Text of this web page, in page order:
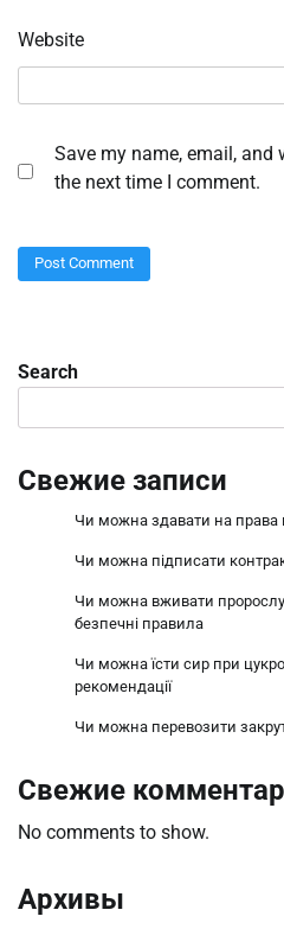
Website
Save my name, email,
the next time I comment.
Search
Свежие записи
Чи можна здавати на права
Чи можна підписати
Чи можна вживати пророслу
безпечні правила
Чи можна їсти сир при
рекомендації
Чи можна перевозити
Свежие
No comments to show.
Архивы